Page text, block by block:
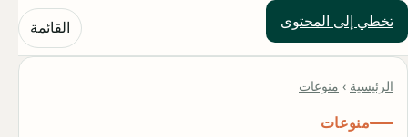
تخطي إلى المحتوى
حلول العالم القائمة
الرئيسية › منوعات
منوعات